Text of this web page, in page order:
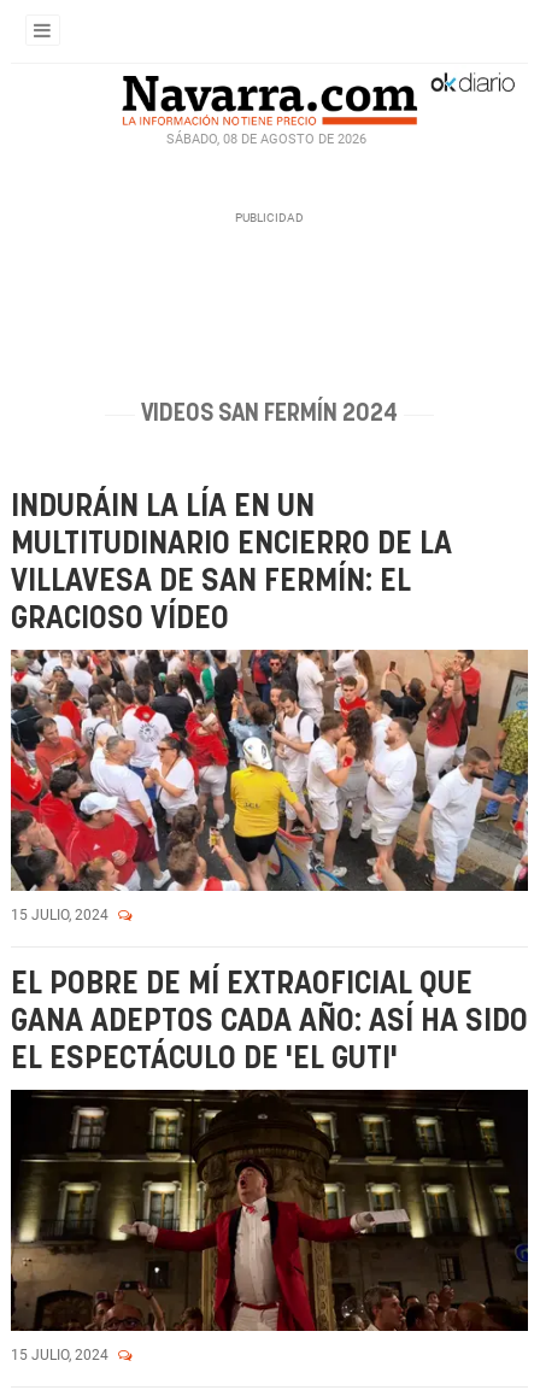
SÁBADO, 08 DE AGOSTO DE 2026
VIDEOS SAN FERMÍN 2024
INDURÁIN LA LÍA EN UN
MULTITUDINARIO ENCIERRO DE LA
VILLAVESA DE SAN FERMÍN: EL
GRACIOSO VÍDEO
15 JULIO, 2024
EL POBRE DE MÍ EXTRAOFICIAL QUE
GANA ADEPTOS CADA AÑO: ASÍ HA SIDO
EL ESPECTÁCULO DE 'EL GUTI'
15 JULIO, 2024